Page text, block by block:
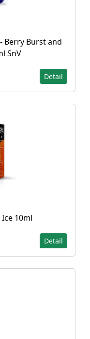
Berry Burst and
SnV
Detail
Ice 10ml
Detail